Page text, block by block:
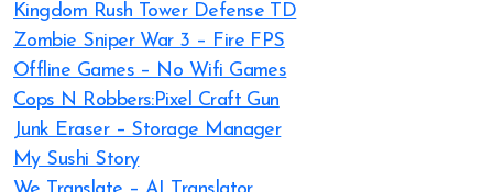
Kingdom Rush Tower Defense TD
Zombie Sniper War 3 – Fire FPS
Offline Games – No Wifi Games
Cops N Robbers:Pixel Craft Gun
Junk Eraser – Storage Manager
My Sushi Story